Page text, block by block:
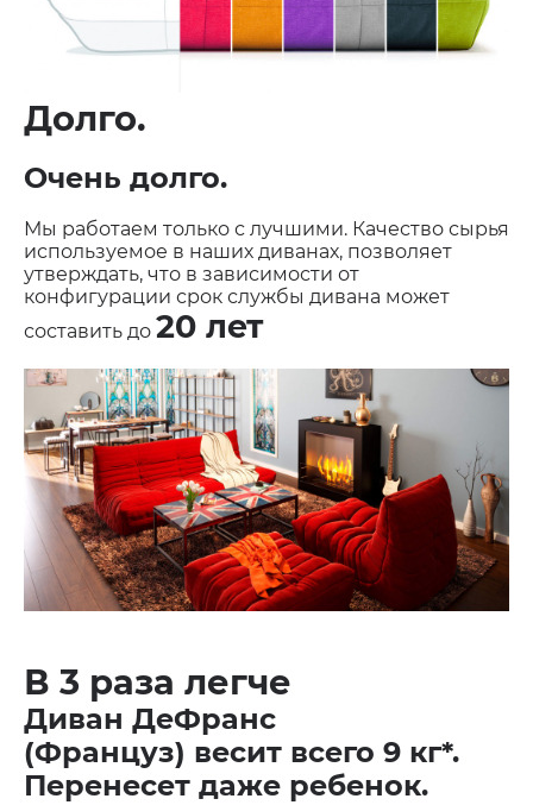
Долго.
Очень долго.
Мы работаем только с лучшими. Качество сырья
используемое в наших диванах, позволяет
утверждать, что в зависимости от
конфигурации срок службы дивана может
составить до 20 лет
В 3 раза легче
Диван ДеФранс
(Француз) весит всего 9 кг*.
Перенесет даже ребенок.